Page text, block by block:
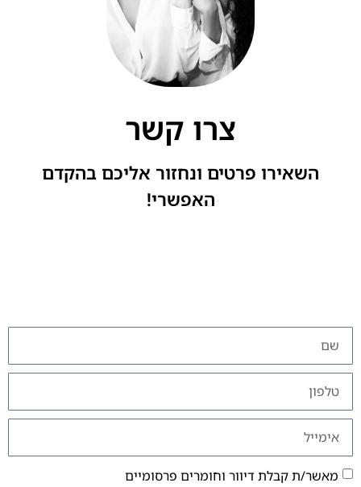
צרו קשר
השאירו פרטים ונחזור אליכם בהקדם
האפשרי!
מאשר/ת קבלת דיוור וחומרים פרסומיים